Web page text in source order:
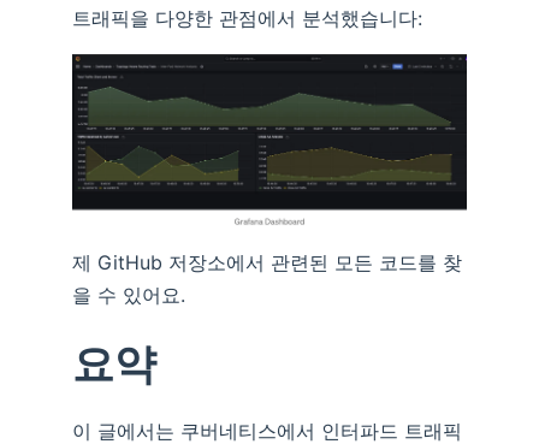
트래픽을 다양한 관점에서 분석했습니다:
제 GitHub 저장소에서 관련된 모든 코드를 찾
을 수 있어요.
요약
이 글에서는 쿠버네티스에서 인터파드 트래픽